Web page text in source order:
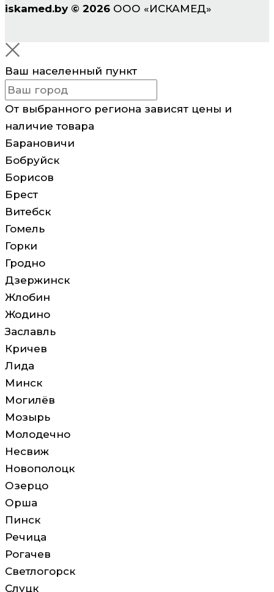
iskamed.by © 2026 ООО «ИСКАМЕД»
Ваш населенный пункт
От выбранного региона зависят цены и
наличие товара
Барановичи
Бобруйск
Борисов
Брест
Витебск
Гомель
Горки
Гродно
Дзержинск
Жлобин
Жодино
Заславль
Кричев
Лида
Минск
Могилёв
Мозырь
Молодечно
Несвиж
Новополоцк
Озерцо
Орша
Пинск
Речица
Рогачев
Светлогорск
Слуцк